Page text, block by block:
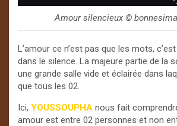
Amour silencieux ©️
L’amour ce n’est pas que les mots,
dans le silence. La majeure partie de la
une grande salle vide et éclairée dans
que tous les 02.
Ici, YOUSSOUPHA nous fait
amour est entre 02 personnes et non